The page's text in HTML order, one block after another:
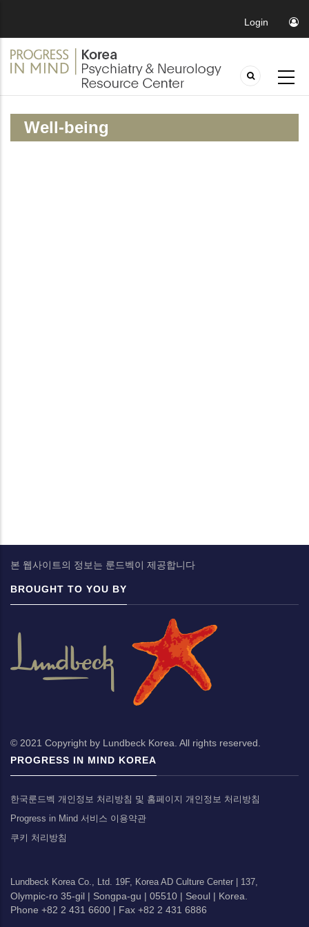
Login
Well-being
본 웹사이트의 정보는 룬드벡이 제공합니다
BROUGHT TO YOU BY
© 2021 Copyright by Lundbeck Korea. All rights reserved.
PROGRESS IN MIND KOREA
한국룬드벡 개인정보 처리방침 및 홈페이지 개인정보 처리방침
Progress in Mind 서비스 이용약관
쿠키 처리방침
Lundbeck Korea Co., Ltd. 19F, Korea AD Culture Center | 137,
Olympic-ro 35-gil | Songpa-gu | 05510 | Seoul | Korea.
Phone +82 2 431 6600 | Fax +82 2 431 6886